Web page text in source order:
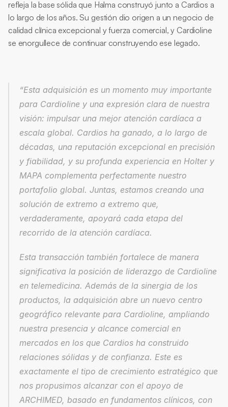
refleja la base sólida que Halma construyó junto a Cardios a
lo largo de los años. Su gestión dio origen a un negocio de
calidad clínica excepcional y fuerza comercial, y Cardioline
se enorgullece de continuar construyendo ese legado.
“Esta adquisición es un momento muy importante
para Cardioline y una expresión clara de nuestra
visión: impulsar una mejor atención cardíaca a
escala global. Cardios ha ganado, a lo largo de
décadas, una reputación excepcional en precisión
y fiabilidad, y su profunda experiencia en Holter y
MAPA complementa perfectamente nuestro
portafolio global. Juntas, estamos creando una
solución de extremo a extremo que,
verdaderamente, apoyará cada etapa del
recorrido de la atención cardíaca.
Esta transacción también fortalece de manera
significativa la posición de liderazgo de Cardioline
en telemedicina. Además de la sinergia de los
productos, la adquisición abre un nuevo centro
geográfico relevante para Cardioline, ampliando
nuestra presencia y alcance comercial en
mercados en los que Cardios ha construido
relaciones sólidas y de confianza. Este es
exactamente el tipo de crecimiento estratégico que
nos propusimos alcanzar con el apoyo de
ARCHIMED, basado en fundamentos clínicos, con